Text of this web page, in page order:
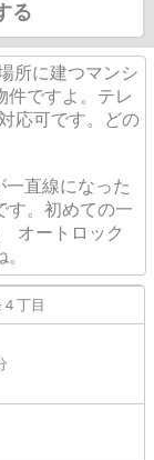
る
所に建つマンシ
件ですよ。テレ
応可です。どの
直線になった
す。初めての一
オートロック
４丁目